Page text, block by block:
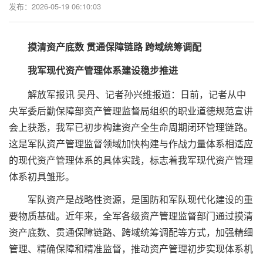
发布：2026-05-19 06:10:03
摸清资产底数 贯通保障链路 跨域统筹调配
我军现代资产管理体系建设稳步推进
解放军报讯 吴丹、记者孙兴维报道：日前，记者从中
央军委后勤保障部资产管理监督局组织的职业道德规范宣讲
会上获悉，我军已初步构建资产全生命周期闭环管理链路。
这是军队资产管理监督领域加快构建与作战力量体系相适应
的现代资产管理体系的具体实践，标志着我军现代资产管理
体系初具雏形。
军队资产是战略性资源，是国防和军队现代化建设的重
要物质基础。近年来，全军各级资产管理监督部门通过摸清
资产底数、贯通保障链路、跨域统筹调配等方式，加强精细
管理、精确保障和精准监督，推动资产管理初步实现体系机